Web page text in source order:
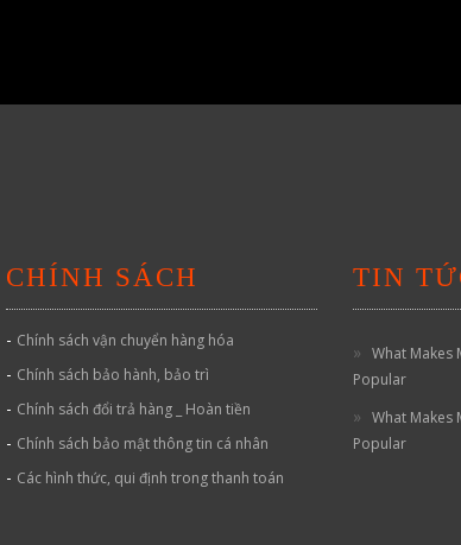
CHÍNH SÁCH
- Chính sách vận chuyển hàng hóa
- Chính sách bảo hành, bảo trì
- Chính sách đổi trả hàng _ Hoàn tiền
- Chính sách bảo mật thông tin cá nhân
- Các hình thức, qui định trong thanh toán
TIN
What Makes
Popular
What Makes
Popular